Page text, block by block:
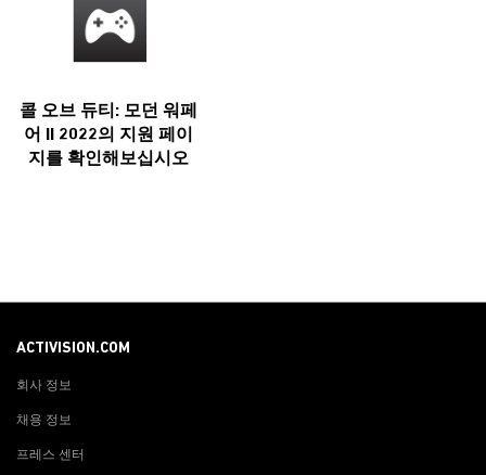
콜 오브 듀티: 모던 워페
어 II 2022의 지원 페이
지를 확인해보십시오
ACTIVISION.COM
회사 정보
채용 정보
프레스 센터